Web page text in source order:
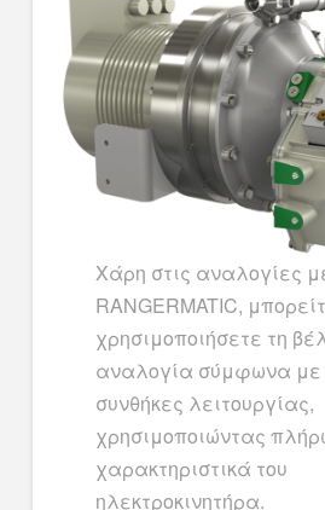
Χάρη στις αναλογίες
RANGERMATIC,
χρησιμοποιήσετε τη
αναλογία σύμφωνα με
συνθήκες λειτουργίας,
χρησιμοποιώντας
χαρακτηριστικά του
ηλεκτροκινητήρα.